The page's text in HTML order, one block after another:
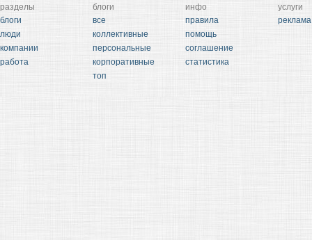
разделы
блоги
люди
компании
работа
блоги
все
коллективные
персональные
корпоративные
топ
инфо
правила
помощь
соглашение
статистика
услуги
реклама